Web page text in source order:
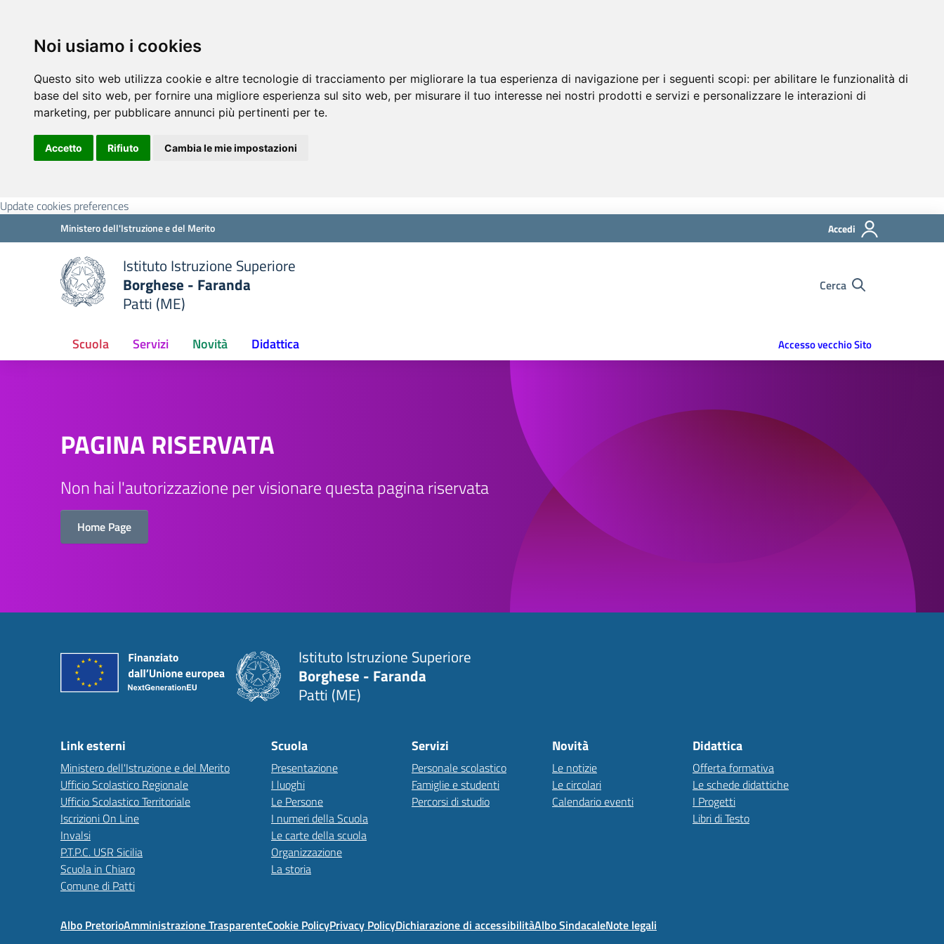
Noi usiamo i cookies
Questo sito web utilizza cookie e altre tecnologie di tracciamento per migliorare la tua esperienza di navigazione per i seguenti scopi: per abilitare le funzionalità di
base del sito web, per fornire una migliore esperienza sul sito web, per misurare il tuo interesse nei nostri prodotti e servizi e personalizzare le interazioni di
marketing, per pubblicare annunci più pertinenti per te.
Accetto Rifiuto Cambia le mie impostazioni
Update cookies preferences
Ministero dell'Istruzione e del Merito Accedi
Istituto Istruzione Superiore
Borghese - Faranda
Patti (ME)
Cerca
Scuola Servizi Novità Didattica Accesso vecchio Sito
PAGINA RISERVATA
Non hai l'autorizzazione per visionare questa pagina riservata
Home Page
Istituto Istruzione Superiore
Borghese - Faranda
Patti (ME)
Link esterni
Ministero dell'Istruzione e del Merito
Ufficio Scolastico Regionale
Ufficio Scolastico Territoriale
Iscrizioni On Line
Invalsi
P.T.P.C. USR Sicilia
Scuola in Chiaro
Comune di Patti
Scuola
Presentazione
I luoghi
Le Persone
I numeri della Scuola
Le carte della scuola
Organizzazione
La storia
Servizi
Personale scolastico
Famiglie e studenti
Percorsi di studio
Novità
Le notizie
Le circolari
Calendario eventi
Didattica
Offerta formativa
Le schede didattiche
I Progetti
Libri di Testo
Albo PretorioAmministrazione TrasparenteCookie PolicyPrivacy PolicyDichiarazione di accessibilitàAlbo SindacaleNote legali